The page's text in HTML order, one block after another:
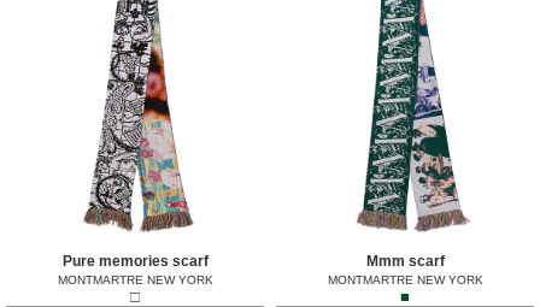
Pure memories scarf
MONTMARTRE NEW YORK
□
Mmm scarf
MONTMARTRE NEW YORK
■